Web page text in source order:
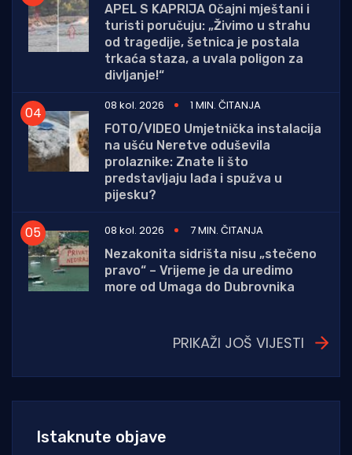
APEL S KAPRIJA Očajni mještani i
turisti poručuju: „Živimo u strahu
od tragedije, šetnica je postala
trkaća staza, a uvala poligon za
divljanje!“
08 kol. 2026
1 MIN. ČITANJA
FOTO/VIDEO Umjetnička instalacija
na ušću Neretve oduševila
prolaznike: Znate li što
predstavljaju lađa i spužva u
pijesku?
08 kol. 2026
7 MIN. ČITANJA
Nezakonita sidrišta nisu „stečeno
pravo“ – Vrijeme je da uredimo
more od Umaga do Dubrovnika
PRIKAŽI JOŠ VIJESTI
Istaknute objave